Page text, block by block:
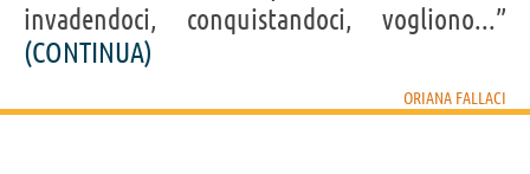
invadendoci, conquistandoci, vogliono...”
(CONTINUA)
ORIANA FALLACI